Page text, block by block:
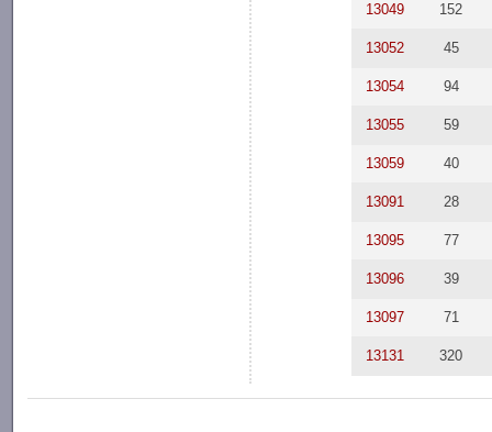
13049 152
13052 45
13054 94
13055 59
13059 40
13091 28
13095 77
13096 39
13097 71
13131 320